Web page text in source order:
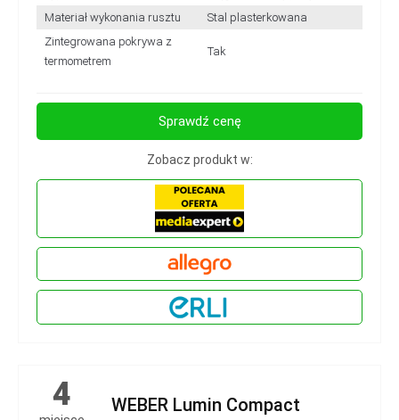
Materiał wykonania rusztu
Stal plasterkowana
Zintegrowana pokrywa z
termometrem
Tak
Sprawdź cenę
Zobacz produkt w:
4 WEBER Lumin Compact